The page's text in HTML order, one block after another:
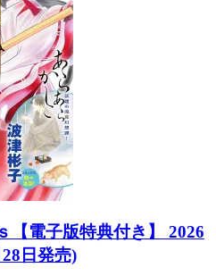
【電子版特典付き】 2026
日発売)